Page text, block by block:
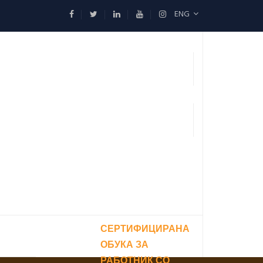
ENG
СЕРТИФИЦИРАНА
ОБУКА ЗА